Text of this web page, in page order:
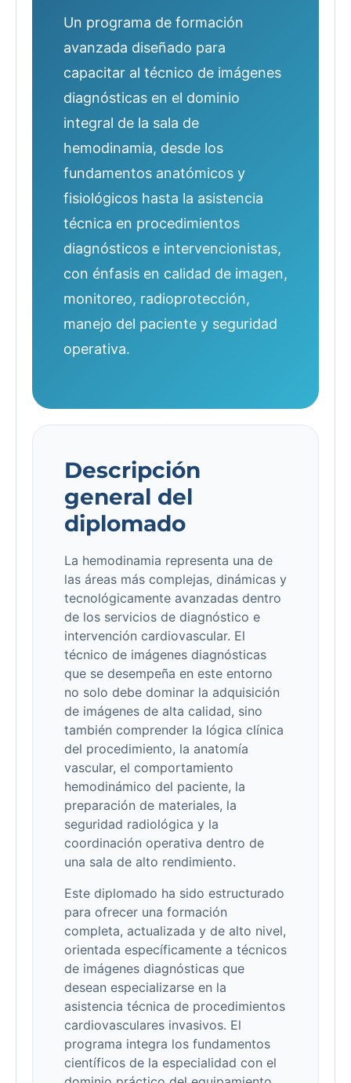
Un programa de formación
avanzada diseñado para
capacitar al técnico de imágenes
diagnósticas en el dominio
integral de la sala de
hemodinamia, desde los
fundamentos anatómicos y
fisiológicos hasta la asistencia
técnica en procedimientos
diagnósticos e intervencionistas,
con énfasis en calidad de imagen,
monitoreo, radioprotección,
manejo del paciente y seguridad
operativa.
Descripción
general del
diplomado
La hemodinamia representa una de
las áreas más complejas, dinámicas y
tecnológicamente avanzadas dentro
de los servicios de diagnóstico e
intervención cardiovascular. El
técnico de imágenes diagnósticas
que se desempeña en este entorno
no solo debe dominar la adquisición
de imágenes de alta calidad, sino
también comprender la lógica clínica
del procedimiento, la anatomía
vascular, el comportamiento
hemodinámico del paciente, la
preparación de materiales, la
seguridad radiológica y la
coordinación operativa dentro de
una sala de alto rendimiento.
Este diplomado ha sido estructurado
para ofrecer una formación
completa, actualizada y de alto nivel,
orientada específicamente a técnicos
de imágenes diagnósticas que
desean especializarse en la
asistencia técnica de procedimientos
cardiovasculares invasivos. El
programa integra los fundamentos
científicos de la especialidad con el